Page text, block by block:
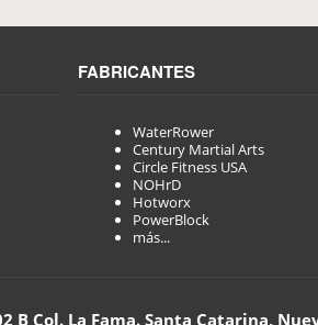
FABRICANTES
WaterRower
Century Martial Arts
Circle Fitness USA
NOHrD
Hotworx
PowerBlock
más...
B Col. La Fama. Santa Catarina,